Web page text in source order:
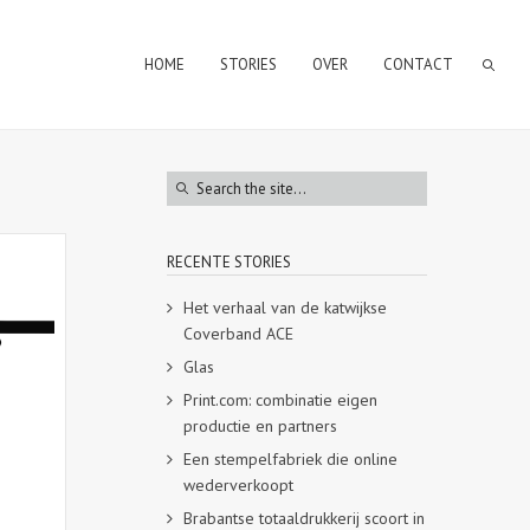
HOME STORIES OVER CONTACT
RECENTE STORIES
Het verhaal van de katwijkse
Coverband ACE
Glas
Print.com: combinatie eigen
productie en partners
Een stempelfabriek die online
wederverkoopt
Brabantse totaaldrukkerij scoort in